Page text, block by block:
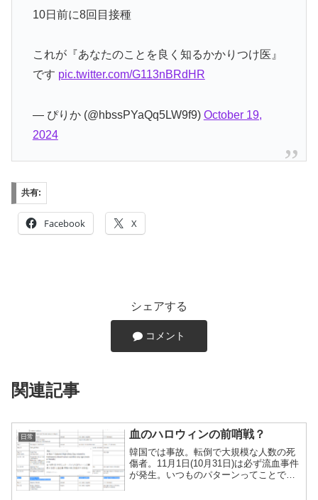
10日前に8回目接種
これが『あなたのことを良く知るかかりつけ医』
です pic.twitter.com/G113nBRdHR
— ぴりか (@hbssPYaQq5LW9f9) October 19,
2024
共有:
Facebook X
シェアする
コメント
関連記事
日常 血のハロウィンの前哨戦？
韓国では事故。転倒で大規模な人数の死
傷者。11月1日(10月31日)は必ず流血事件
が発生。いつものパターンってことです